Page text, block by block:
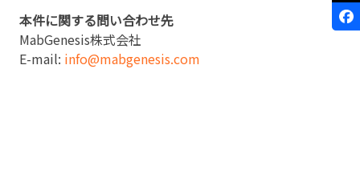
本件に関する問い合わせ先
MabGenesis株式会社
E-mail: info@mabgenesis.com